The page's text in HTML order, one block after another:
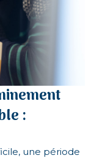
:
une période